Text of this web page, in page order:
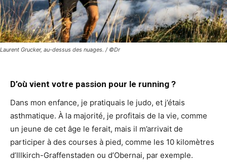
Laurent Grucker, au-dessus des nuages. / ©Dr
D’où vient votre passion pour le running ?
Dans mon enfance, je pratiquais le judo, et j’étais
asthmatique. À la majorité, je profitais de la vie, comme
un jeune de cet âge le ferait, mais il m’arrivait de
participer à des courses à pied, comme les 10 kilomètres
d’Illkirch-Graffenstaden ou d’Obernai, par exemple.